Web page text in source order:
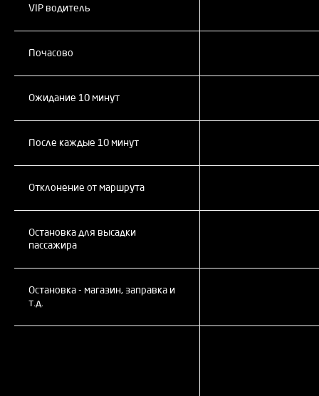
VIP водитель
Почасово
Ожидание 10 минут
После каждые 10 минут
Отклонение от маршрута
Остановка для высадки
пассажира
Остановка - магазин, заправка и
т.д.